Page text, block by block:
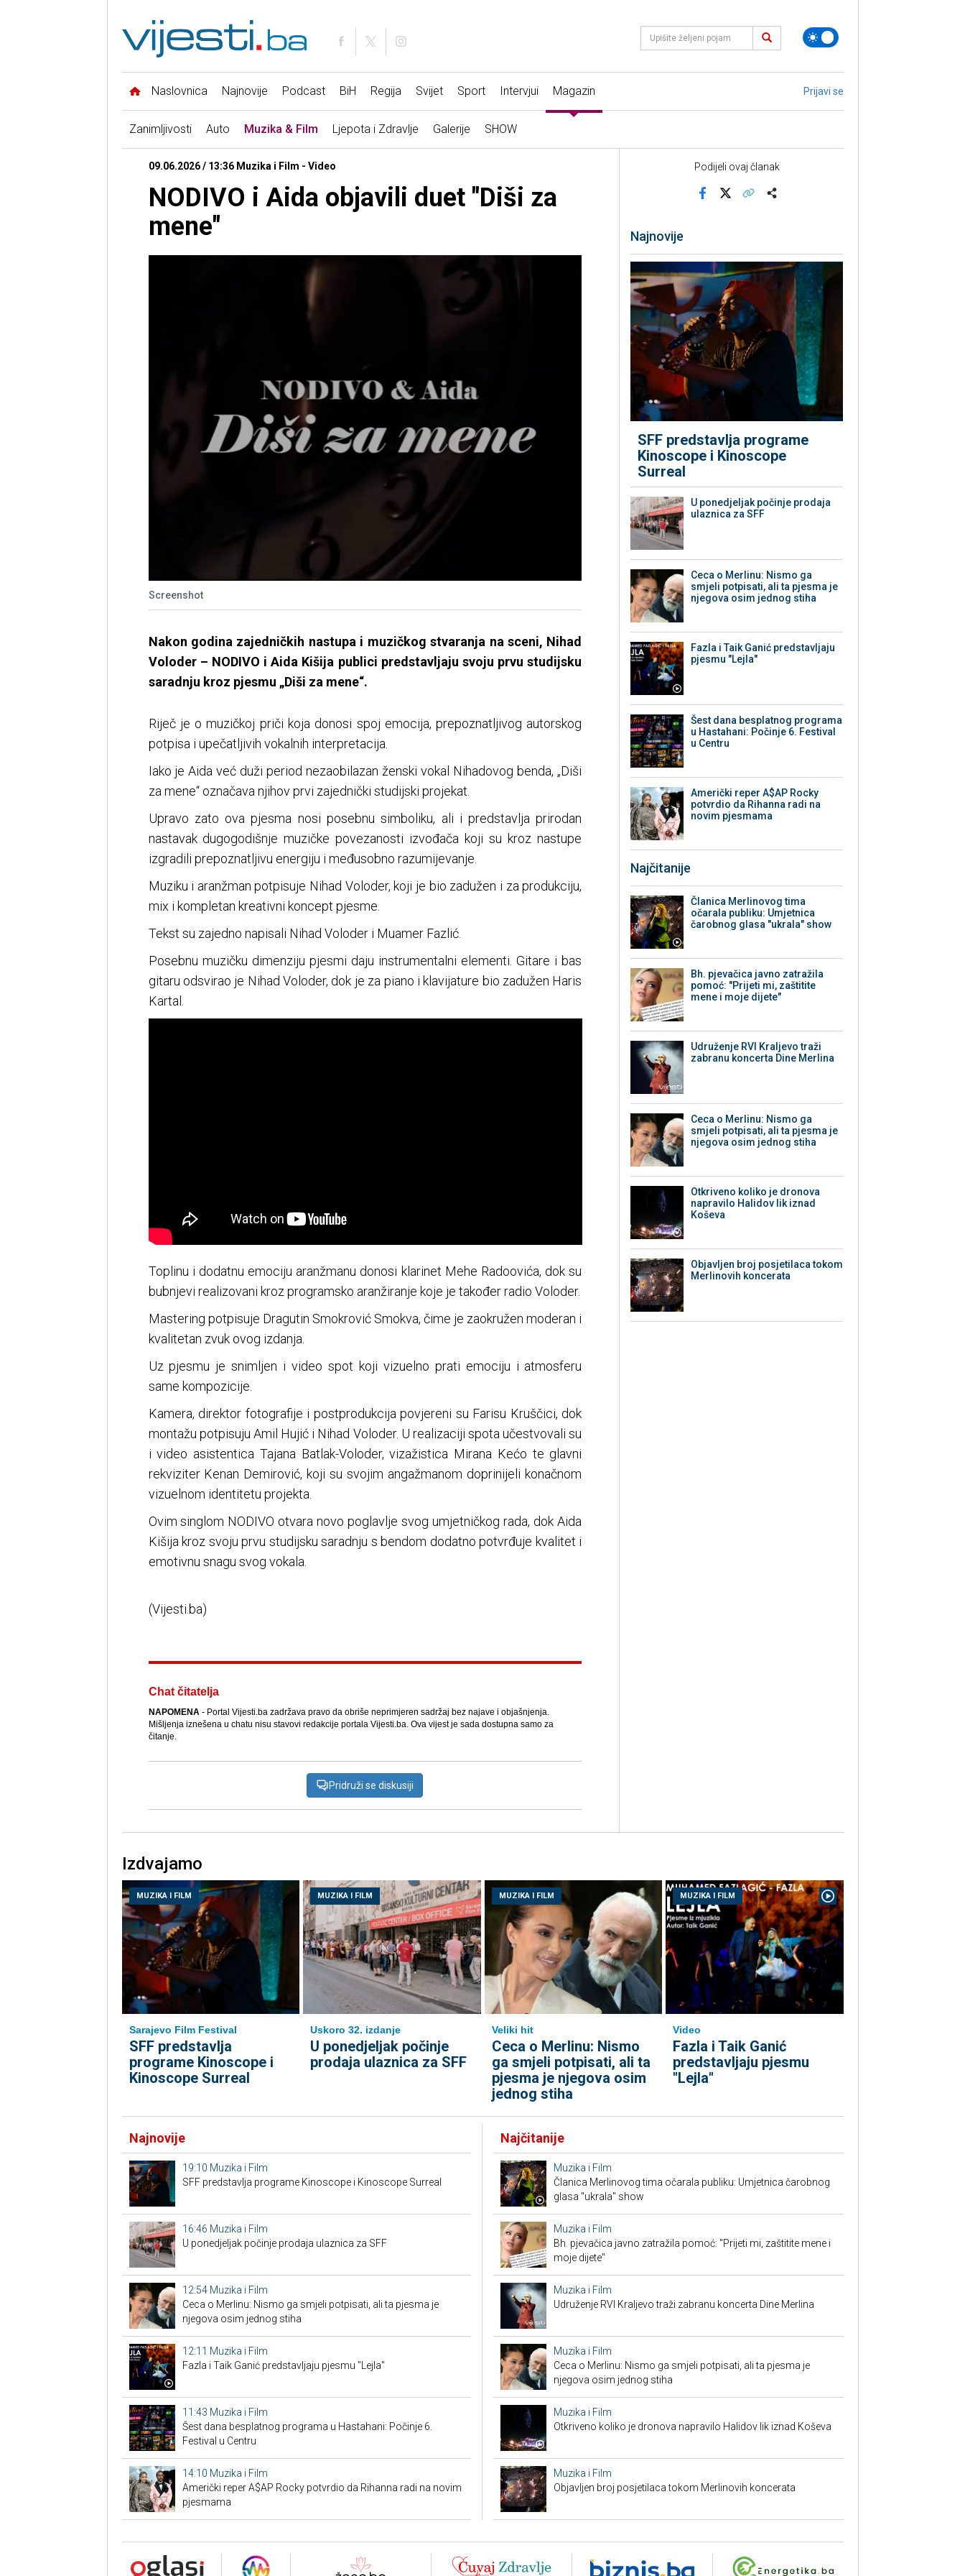
Naslovnica Najnovije Podcast BiH Regija Svijet Sport Intervjui Magazin Prijavi se
Zanimljivosti Auto Muzika & Film Ljepota i Zdravlje Galerije SHOW
09.06.2026 / 13:36 Muzika i Film - Video
NODIVO i Aida objavili duet "Diši za
mene"
Screenshot
Nakon godina zajedničkih nastupa i muzičkog stvaranja na sceni, Nihad
Voloder – NODIVO i Aida Kišija publici predstavljaju svoju prvu studijsku
saradnju kroz pjesmu „Diši za mene“.
Riječ je o muzičkoj priči koja donosi spoj emocija, prepoznatljivog autorskog
potpisa i upečatljivih vokalnih interpretacija.
Iako je Aida već duži period nezaobilazan ženski vokal Nihadovog benda, „Diši
za mene“ označava njihov prvi zajednički studijski projekat.
Upravo zato ova pjesma nosi posebnu simboliku, ali i predstavlja prirodan
nastavak dugogodišnje muzičke povezanosti izvođača koji su kroz nastupe
izgradili prepoznatljivu energiju i međusobno razumijevanje.
Muziku i aranžman potpisuje Nihad Voloder, koji je bio zadužen i za produkciju,
mix i kompletan kreativni koncept pjesme.
Tekst su zajedno napisali Nihad Voloder i Muamer Fazlić.
Posebnu muzičku dimenziju pjesmi daju instrumentalni elementi. Gitare i bas
gitaru odsvirao je Nihad Voloder, dok je za piano i klavijature bio zadužen Haris
Kartal.
Toplinu i dodatnu emociju aranžmanu donosi klarinet Mehe Radoovića, dok su
bubnjevi realizovani kroz programsko aranžiranje koje je također radio Voloder.
Mastering potpisuje Dragutin Smokrović Smokva, čime je zaokružen moderan i
kvalitetan zvuk ovog izdanja.
Uz pjesmu je snimljen i video spot koji vizuelno prati emociju i atmosferu
same kompozicije.
Kamera, direktor fotografije i postprodukcija povjereni su Farisu Kruščici, dok
montažu potpisuju Amil Hujić i Nihad Voloder. U realizaciji spota učestvovali su
i video asistentica Tajana Batlak-Voloder, vizažistica Mirana Kećo te glavni
rekviziter Kenan Demirović, koji su svojim angažmanom doprinijeli konačnom
vizuelnom identitetu projekta.
Ovim singlom NODIVO otvara novo poglavlje svog umjetničkog rada, dok Aida
Kišija kroz svoju prvu studijsku saradnju s bendom dodatno potvrđuje kvalitet i
emotivnu snagu svog vokala.
(Vijesti.ba)
Chat čitatelja
NAPOMENA- Portal Vijesti.ba zadržava pravo da obriše neprimjeren sadržaj bez najave i objašnjenja.
Mišljenja iznešena u chatu nisu stavovi redakcije portala Vijesti.ba. Ova vijest je sada dostupna samo za
čitanje.
Pridruži se diskusiji
Podijeli ovaj članak
Najnovije
SFF predstavlja programe
Kinoscope i Kinoscope
Surreal
U ponedjeljak počinje prodaja
ulaznica za SFF
Ceca o Merlinu: Nismo ga
smjeli potpisati, ali ta pjesma je
njegova osim jednog stiha
Fazla i Taik Ganić predstavljaju
pjesmu "Lejla"
Šest dana besplatnog programa
u Hastahani: Počinje 6. Festival
u Centru
Američki reper A$AP Rocky
potvrdio da Rihanna radi na
novim pjesmama
Najčitanije
Članica Merlinovog tima
očarala publiku: Umjetnica
čarobnog glasa "ukrala" show
Bh. pjevačica javno zatražila
pomoć: "Prijeti mi, zaštitite
mene i moje dijete"
Udruženje RVI Kraljevo traži
zabranu koncerta Dine Merlina
Ceca o Merlinu: Nismo ga
smjeli potpisati, ali ta pjesma je
njegova osim jednog stiha
Otkriveno koliko je dronova
napravilo Halidov lik iznad
Koševa
Objavljen broj posjetilaca tokom
Merlinovih koncerata
Izdvajamo
MUZIKA I FILM
Sarajevo Film Festival
SFF predstavlja
programe Kinoscope i
Kinoscope Surreal
MUZIKA I FILM
Uskoro 32. izdanje
U ponedjeljak počinje
prodaja ulaznica za SFF
MUZIKA I FILM
Veliki hit
Ceca o Merlinu: Nismo
ga smjeli potpisati, ali ta
pjesma je njegova osim
jednog stiha
MUZIKA I FILM
Video
Fazla i Taik Ganić
predstavljaju pjesmu
"Lejla"
Najnovije
19:10 Muzika i Film
SFF predstavlja programe Kinoscope i Kinoscope Surreal
16:46 Muzika i Film
U ponedjeljak počinje prodaja ulaznica za SFF
12:54 Muzika i Film
Ceca o Merlinu: Nismo ga smjeli potpisati, ali ta pjesma je
njegova osim jednog stiha
12:11 Muzika i Film
Fazla i Taik Ganić predstavljaju pjesmu "Lejla"
11:43 Muzika i Film
Šest dana besplatnog programa u Hastahani: Počinje 6.
Festival u Centru
14:10 Muzika i Film
Američki reper A$AP Rocky potvrdio da Rihanna radi na novim
pjesmama
Najčitanije
Muzika i Film
Članica Merlinovog tima očarala publiku: Umjetnica čarobnog
glasa "ukrala" show
Muzika i Film
Bh. pjevačica javno zatražila pomoć: "Prijeti mi, zaštitite mene i
moje dijete"
Muzika i Film
Udruženje RVI Kraljevo traži zabranu koncerta Dine Merlina
Muzika i Film
Ceca o Merlinu: Nismo ga smjeli potpisati, ali ta pjesma je
njegova osim jednog stiha
Muzika i Film
Otkriveno koliko je dronova napravilo Halidov lik iznad Koševa
Muzika i Film
Objavljen broj posjetilaca tokom Merlinovih koncerata